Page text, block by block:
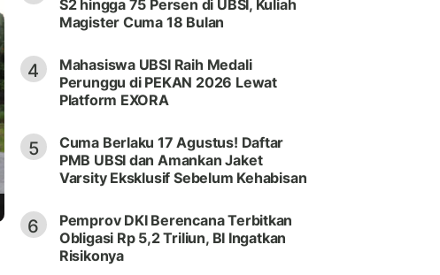
S2 hingga 75 Persen di UBSI, Kuliah
Magister Cuma 18 Bulan
4
Mahasiswa UBSI Raih Medali
Perunggu di PEKAN 2026 Lewat
Platform EXORA
5
Cuma Berlaku 17 Agustus! Daftar
PMB UBSI dan Amankan Jaket
Varsity Eksklusif Sebelum Kehabisan
6
Pemprov DKI Berencana Terbitkan
Obligasi Rp 5,2 Triliun, BI Ingatkan
Risikonya